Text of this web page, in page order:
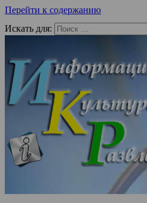
Перейти к содержанию
Искать для: